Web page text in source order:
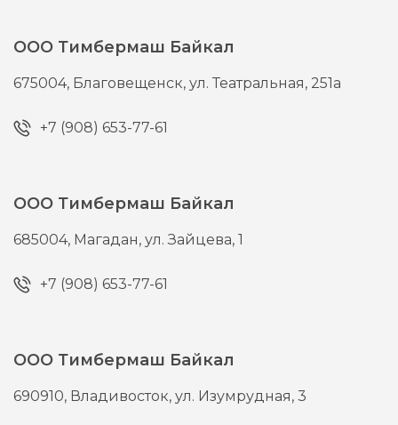
ООО Тимбермаш Байкал
675004, Благовещенск,ул. Театральная, 251а
+7 (908) 653-77-61
ООО Тимбермаш Байкал
685004, Магадан,ул. Зайцева, 1
+7 (908) 653-77-61
ООО Тимбермаш Байкал
690910, Владивосток,ул. Изумрудная, 3